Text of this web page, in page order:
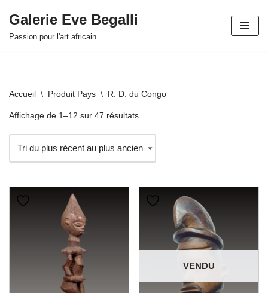
Aller
Galerie Eve Begalli
Passion pour l'art africain
Accueil \ Produit Pays \ R. D. du Congo
Affichage de 1–12 sur 47 résultats
VENDU